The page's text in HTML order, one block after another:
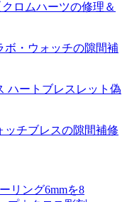
ロムハーツの修理＆
ボ・ウォッチの隙間補
ハートブレスレット偽
ッチブレスの隙間補修